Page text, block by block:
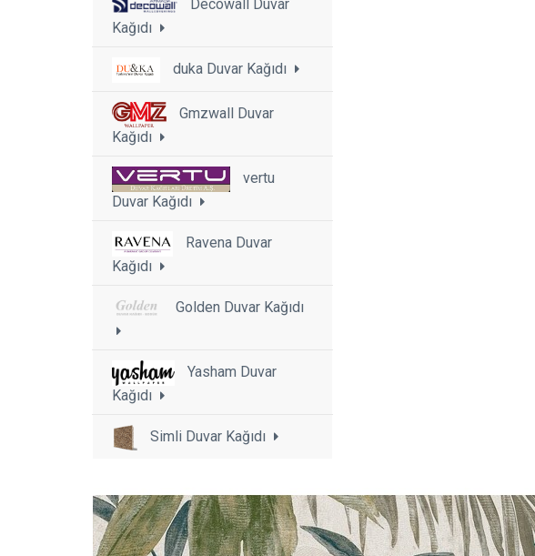
Decowall Duvar
Kağıdı
duka Duvar Kağıdı
Gmzwall Duvar
Kağıdı
vertu
Duvar Kağıdı
Ravena Duvar
Kağıdı
Golden Duvar Kağıdı
Yasham Duvar
Kağıdı
Simli Duvar Kağıdı